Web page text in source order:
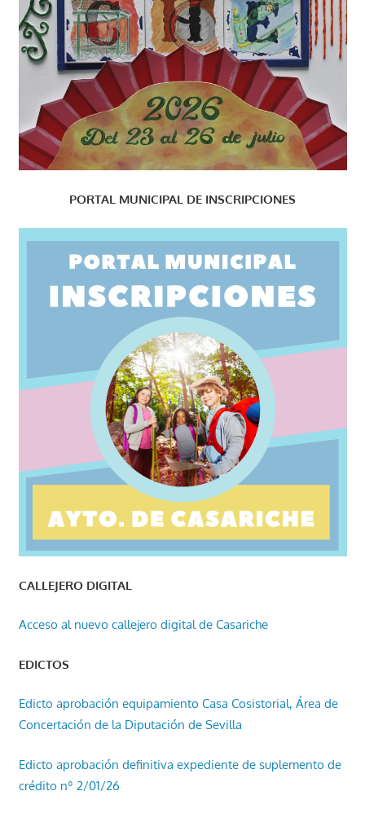
PORTAL MUNICIPAL DE INSCRIPCIONES
CALLEJERO DIGITAL
Acceso al nuevo callejero digital de Casariche
EDICTOS
Edicto aprobación equipamiento Casa Cosistorial, Área de
Concertación de la Diputación de Sevilla
Edicto aprobación definitiva expediente de suplemento de
crédito nº 2/01/26